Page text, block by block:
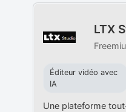
LTX
Éditeur vidéo avec
IA
Une plateforme